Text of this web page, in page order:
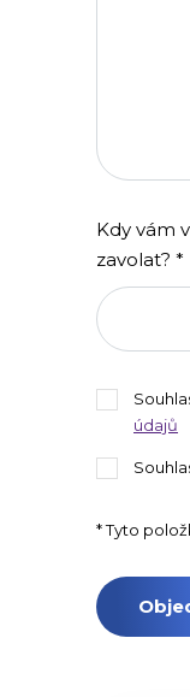
Kdy vám
zavolat? *
údajů
* Tyto